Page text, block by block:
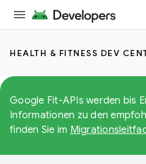
HEALTH & FITNESS DEV
Google Fit-APIs werden bis
Informationen zu den
finden Sie im